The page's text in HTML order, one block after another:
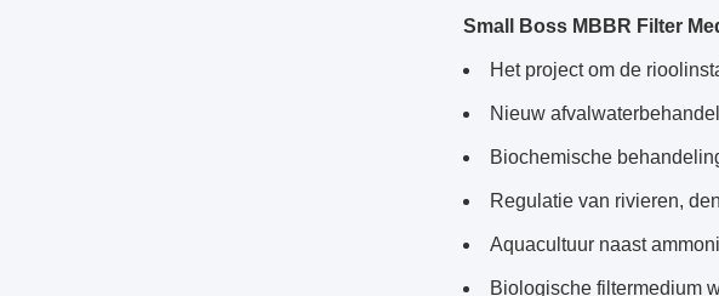
Small Boss MBBR Filter
Het project om de
Nieuw
Biochemische
Regulatie van rivieren,
Aquacultuur naast
Biologische filtermedium